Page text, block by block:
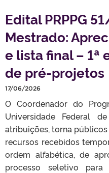
Edital PRPPG
Mestrado:
e lista final – 1ª
de pré-projetos
17/06/2026
O Coordenador do
Universidade Federal
atribuições, torna
recursos recebidos
ordem alfabética, de
processo seletivo